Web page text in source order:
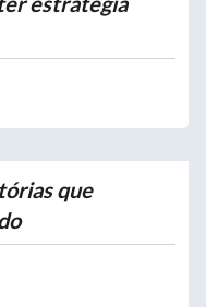
que